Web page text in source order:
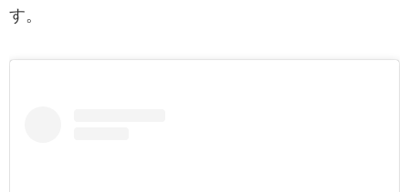
す。